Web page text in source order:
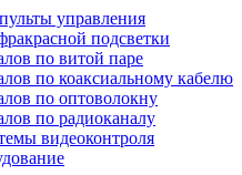
управления
подсветки
по витой паре
по коаксиальному кабелю
по оптоволокну
по радиоканалу
видеоконтроля